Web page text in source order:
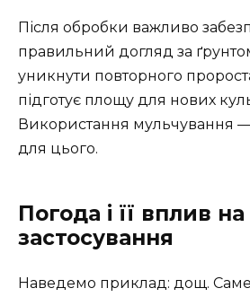
Після обробки важливо
правильний догляд за
уникнути повторного
підготує площу для нових
Використання мульчування
для цього.
Погода і її вплив на
застосування
Наведемо приклад: дощ. Саме